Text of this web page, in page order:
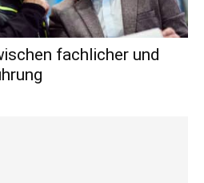
fachlicher und